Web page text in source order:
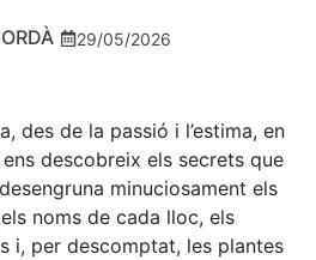
29/05/2026
des de la passió i l’estima, en
descobreix els secrets que
minuciosament els
noms de cada lloc, els
i, per descomptat, les plantes